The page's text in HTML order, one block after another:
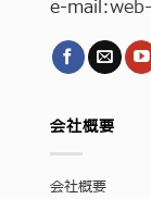
e-mail:
会社概要
会社概要